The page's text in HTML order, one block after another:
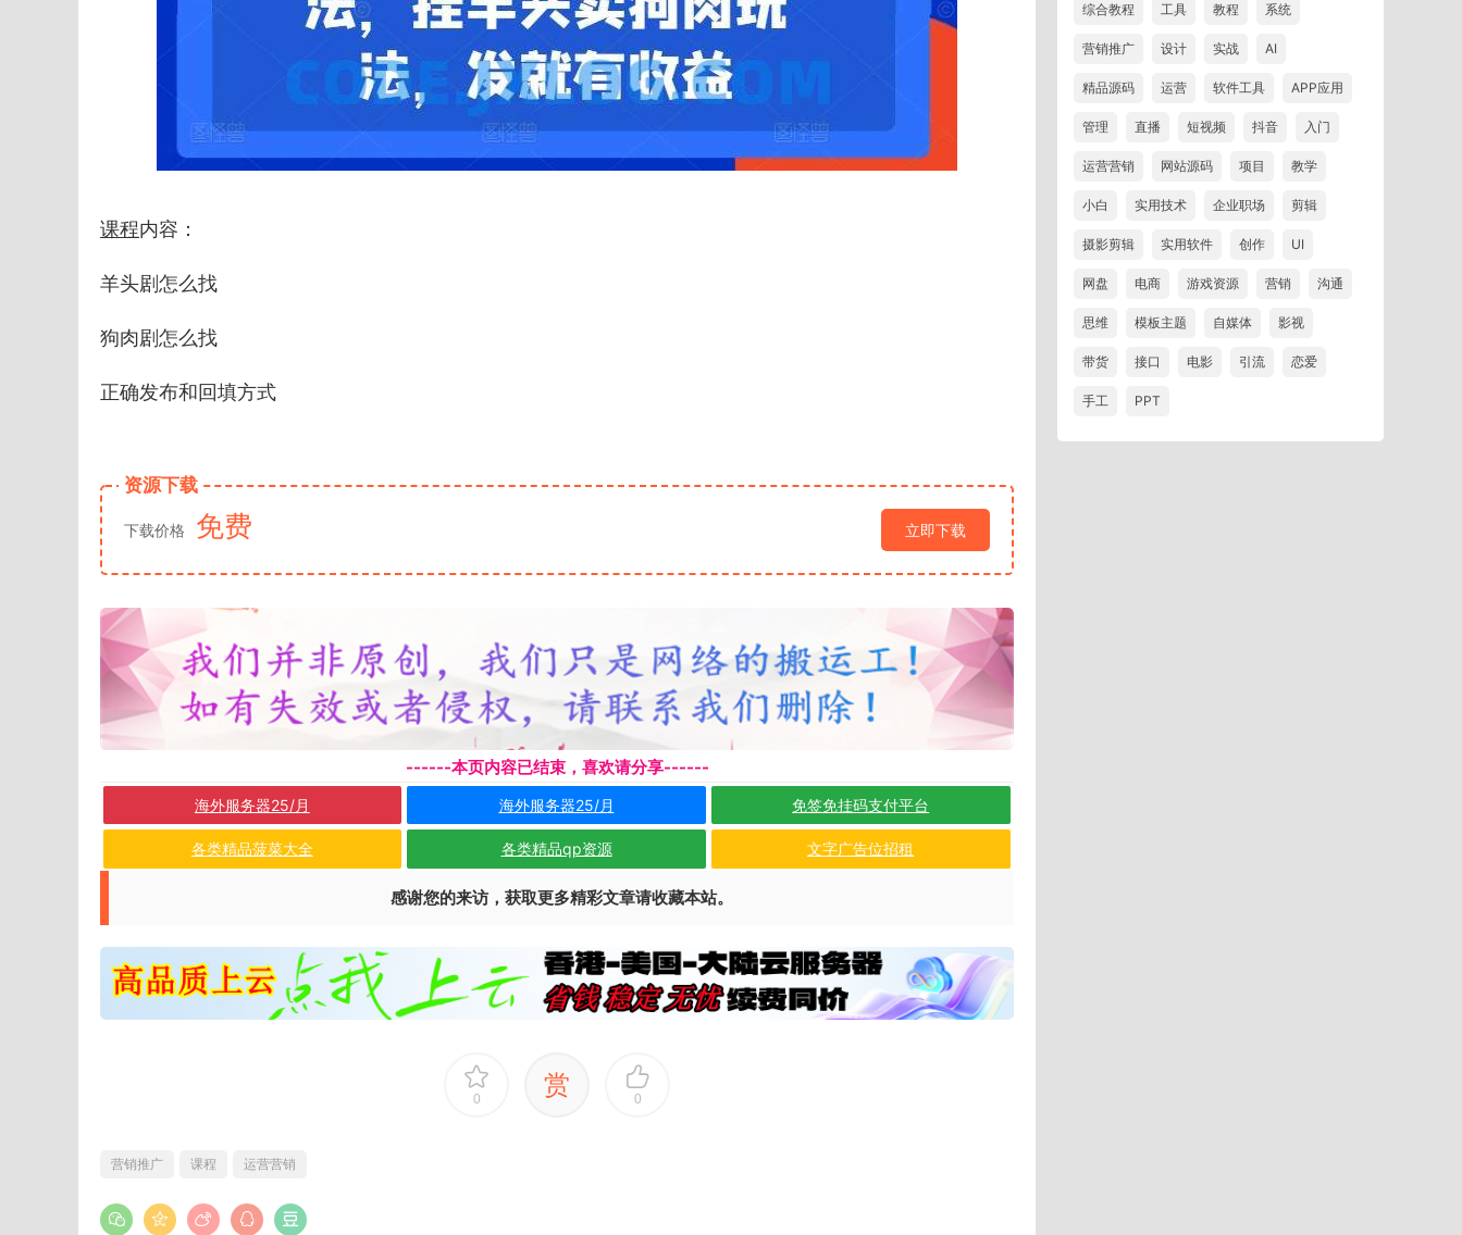
课程内容：
羊头剧怎么找
狗肉剧怎么找
正确发布和回填方式
资源下载
下载价格 免费 立即下载
------本页内容已结束，喜欢请分享------
海外服务器25/月 海外服务器25/月 免签免挂码支付平台
各类精品菠菜大全 各类精品qp资源 文字广告位招租
感谢您的来访，获取更多精彩文章请收藏本站。
0 赏 0
营销推广 课程 运营营销
综合教程 工具 教程 系统
营销推广 设计 实战 AI
精品源码 运营 软件工具 APP应用
管理 直播 短视频 抖音 入门
运营营销 网站源码 项目 教学
小白 实用技术 企业职场 剪辑
摄影剪辑 实用软件 创作 UI
网盘 电商 游戏资源 营销 沟通
思维 模板主题 自媒体 影视
带货 接口 电影 引流 恋爱
手工 PPT